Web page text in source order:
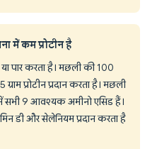
में कम प्रोटीन है
पार करता है। मछली की 100
प्रोटीन प्रदान करता है। मछली
सभी 9 आवश्यक अमीनो एसिड हैं।
डी और सेलेनियम प्रदान करता है